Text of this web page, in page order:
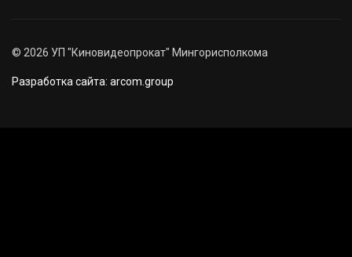
© 2026 УП "Киновидеопрокат" Мингорисполкома
Разработка сайта: arcom.group